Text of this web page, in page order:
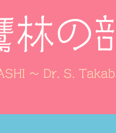
林の
～ Dr. S.